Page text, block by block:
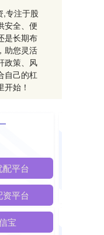
,专注于股
安全、便
是长期布
助您灵活
政策、风
自己的杠
始！
配平台
资平台
宝